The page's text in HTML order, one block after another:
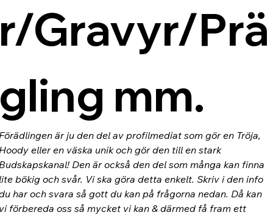
Gravyr/Prä
mm.
är ju den del av profilmediat som gör en Tröja,
eller en väska unik och gör den till en stark
Den är också den del som många kan finna
bökig och svår. Vi ska göra detta enkelt. Skriv i den info
har och svara så gott du kan på frågorna nedan. Då kan
förbereda oss så mycket vi kan & därmed få fram ett